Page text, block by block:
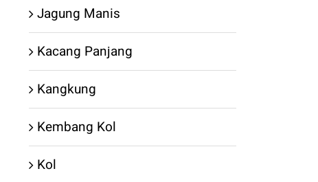
Jagung Manis
Kacang Panjang
Kangkung
Kembang Kol
Kol